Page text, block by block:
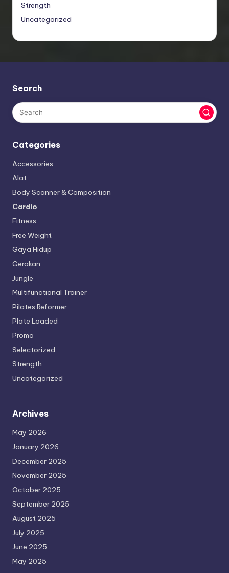
Strength
Uncategorized
Search
Categories
Accessories
Alat
Body Scanner & Composition
Cardio
Fitness
Free Weight
Gaya Hidup
Gerakan
Jungle
Multifunctional Trainer
Pilates Reformer
Plate Loaded
Promo
Selectorized
Strength
Uncategorized
Archives
May 2026
January 2026
December 2025
November 2025
October 2025
September 2025
August 2025
July 2025
June 2025
May 2025